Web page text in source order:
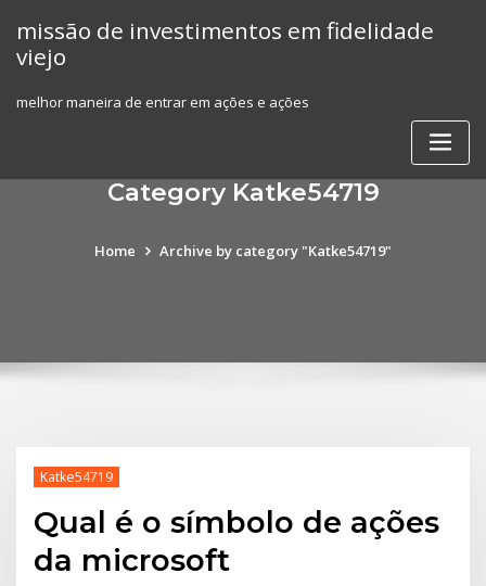
content
missão de investimentos em fidelidade
viejo
melhor maneira de entrar em ações e ações
Category Katke54719
Home Archive by category "Katke54719"
Katke54719
Qual é o símbolo de ações
da microsoft